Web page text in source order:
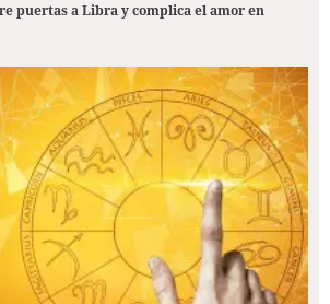
puertas a Libra y complica el amor en